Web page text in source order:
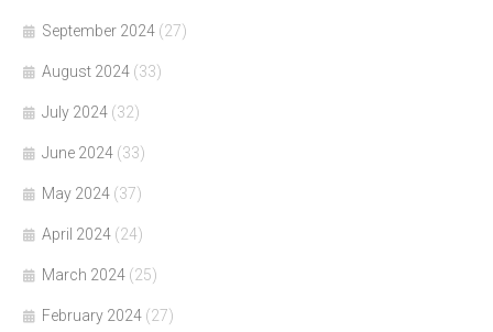
September 2024 (27)
August 2024 (33)
July 2024 (32)
June 2024 (33)
May 2024 (37)
April 2024 (24)
March 2024 (25)
February 2024 (27)